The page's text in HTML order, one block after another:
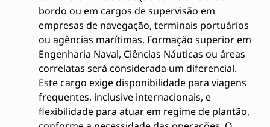
bordo ou em cargos de supervisão em
empresas de navegação, terminais portuários
ou agências marítimas. Formação superior em
Engenharia Naval, Ciências Náuticas ou áreas
correlatas será considerada um diferencial.
Este cargo exige disponibilidade para viagens
frequentes, inclusive internacionais, e
flexibilidade para atuar em regime de plantão,